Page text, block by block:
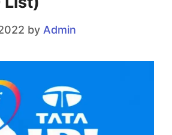
by Admin